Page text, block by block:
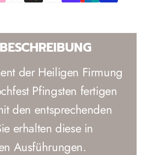
der Heiligen Firmung
Pfingsten fertigen
den entsprechenden
erhalten diese in
Ausführungen.